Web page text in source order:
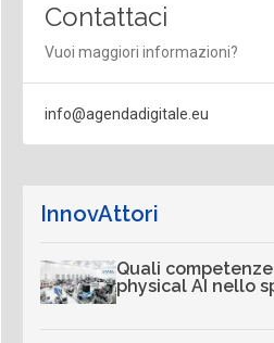
Contattaci
Vuoi maggiori informazioni?
info@agendadigitale.eu
InnovAttori
Quali
physical AI nello